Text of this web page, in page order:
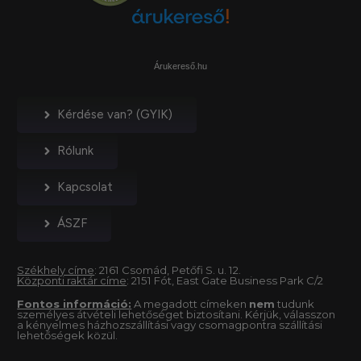
Árukereső.hu
Kérdése van? (GYIK)
Rólunk
Kapcsolat
ÁSZF
Székhely címe: 2161 Csomád, Petőfi S. u. 12.
Központi raktár címe: 2151 Fót, East Gate Business Park C/2
Fontos információ: A megadott címeken nem tudunk
személyes átvételi lehetőséget biztosítani. Kérjük, válasszon
a kényelmes házhozszállítási vagy csomagpontra szállítási
lehetőségek közül.